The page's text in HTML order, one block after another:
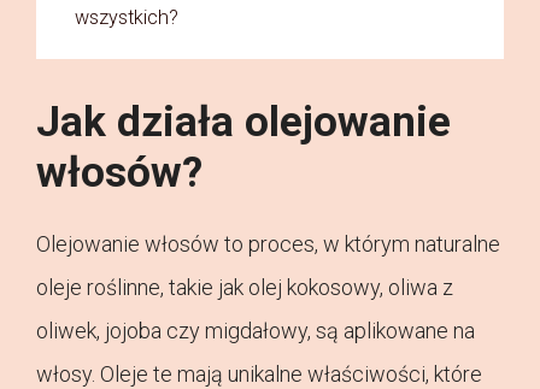
wszystkich?
Jak działa olejowanie
włosów?
Olejowanie włosów to proces, w którym naturalne
oleje roślinne, takie jak olej kokosowy, oliwa z
oliwek, jojoba czy migdałowy, są aplikowane na
włosy. Oleje te mają unikalne właściwości, które